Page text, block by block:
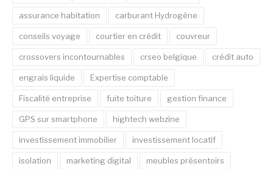
assurance habitation carburant Hydrogène
conseils voyage courtier en crédit couvreur
crossovers incontournables crseo belgique crédit auto
engrais liquide Expertise comptable
Fiscalité entreprise fuite toiture gestion finance
GPS sur smartphone hightech webzine
investissement immobilier investissement locatif
isolation marketing digital meubles présentoirs